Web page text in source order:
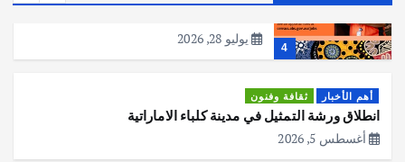
4
يوليو 28, 2026
أهم الأخبار ثقافة وفنون
انطلاق ورشة التمثيل في مدينة كلباء الاماراتية
أغسطس 5, 2026